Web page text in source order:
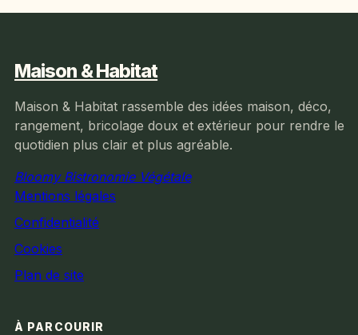
Maison & Habitat
Maison & Habitat rassemble des idées maison, déco,
rangement, bricolage doux et extérieur pour rendre le
quotidien plus clair et plus agréable.
Bloomy Bistronomie Végétale
Mentions légales
Confidentialité
Cookies
Plan de site
À PARCOURIR